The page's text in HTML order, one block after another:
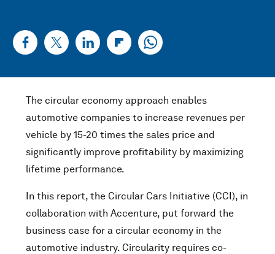
The circular economy approach enables
automotive companies to increase revenues per
vehicle by 15-20 times the sales price and
significantly improve profitability by maximizing
lifetime performance.
In this report, the Circular Cars Initiative (CCI), in
collaboration with Accenture, put forward the
business case for a circular economy in the
automotive industry. Circularity requires co-